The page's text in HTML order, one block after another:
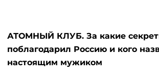
АТОМНЫЙ КЛУБ. За какие
поблагодарил Россию и кого
настоящим мужиком